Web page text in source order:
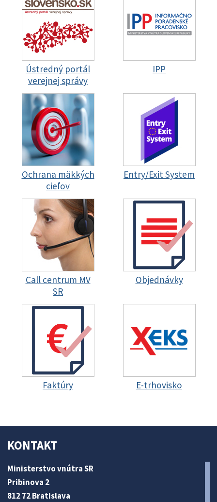
Ústredný portál
verejnej správy
IPP
Ochrana mäkkých
cieľov
Entry/Exit System
Call centrum MV
SR
Objednávky
Faktúry E-trhovisko
KONTAKT
Ministerstvo vnútra SR
Pribinova 2
812 72 Bratislava